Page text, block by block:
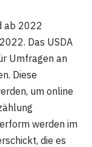
ab 2022
Das USDA
Umfragen an
Diese
um online
werden im
die es